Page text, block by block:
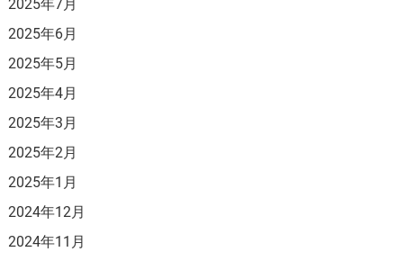
2025年7月
2025年6月
2025年5月
2025年4月
2025年3月
2025年2月
2025年1月
2024年12月
2024年11月